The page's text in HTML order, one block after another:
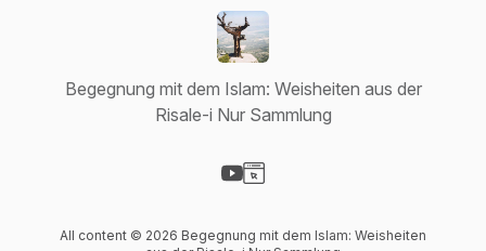
Begegnung mit dem Islam: Weisheiten aus der
Risale-i Nur Sammlung
All content © 2026 Begegnung mit dem Islam: Weisheiten